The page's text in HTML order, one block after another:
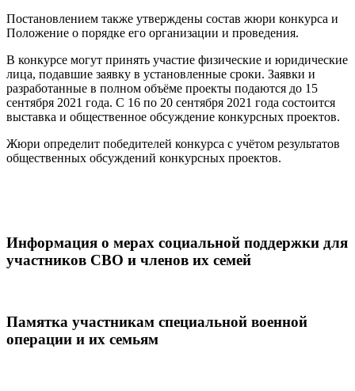
Постановлением также утверждены состав жюри конкурса и
Положение о порядке его организации и проведения.
В конкурсе могут принять участие физические и юридические
лица, подавшие заявку в установленные сроки. Заявки и
разработанные в полном объёме проекты подаются до 15
сентября 2021 года. С 16 по 20 сентября 2021 года состоится
выставка и общественное обсуждение конкурсных проектов.
Жюри определит победителей конкурса с учётом результатов
общественных обсуждений конкурсных проектов.
Информация о мерах социальной поддержки для
участников СВО и членов их семей
Памятка участникам специальной военной
операции и их семьям